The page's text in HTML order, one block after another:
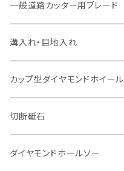
大理石
ヒューム管・U字溝切断用
アスファルト切断用
一般道路カッター用
セグメント
セグメント（特殊凸凹加工チップ
レンガ切断用
セグメント
セグメント（特殊凸凹加工チップ
インターロッキング切断用
セグメントタイプ
一般道路カッター用
鋳鉄管切断用
セグメントタイプ
埋設鋳鉄管工事対応タイプ
ヒューム管・U字溝切断用
セグメント
アスファルト切断用
セグメント
セグメント（特殊凸凹加工チップ
ブロック切断用
セグメント
セグメント（特殊凸凹加工チップ
レンガ切断用
セグメント
セグメント（特殊凸凹加工チップ
インターロッキング切断用
セグメントタイプ
一般道路カッター用
鋳鉄管切断用
セグメントタイプ
ヒューム管・U字溝切断用
セグメントタイプ
一般道路カッター用
鉄筋コンクリート切断用
セグメントタイプ
インターロッキング切断用
セグメントタイプ
一般道路カッター用
鋳鉄管切断用
セグメントタイプ
埋設鋳鉄管工事対応タイプ
ヒューム管・U字溝切断用
セグメントタイプ
アスファルト切断用
道路アスファルト切断用
Aロット
有効長 250mm
有効長 370mm
Ｃロット
有効長 250mm
M27
有効長 250mm
一般道路カッター用ブレード
道路（アスファルト用）
255mm（10インチ）
305mm（12インチ）
道路（コンクリート舗装面）
255mm（10インチ）
305mm（12インチ）
道路（アス・コン兼用）
305mm（12インチ）
溝入れ・目地入れ
V型チップ
ストレート型チップ
U型チップ
カップ型ダイヤモンドホイール
100mm（4インチ）
125mm（5インチ）
切断砥石
金属用
ダイヤモンドホールソー